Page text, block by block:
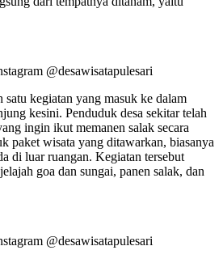
@desawisatapulesari
satu kegiatan yang masuk ke dalam
kesini. Penduduk desa sekitar telah
ingin ikut memanen salak secara
paket wisata yang ditawarkan, biasanya
di luar ruangan. Kegiatan tersebut
goa dan sungai, panen salak, dan
@desawisatapulesari